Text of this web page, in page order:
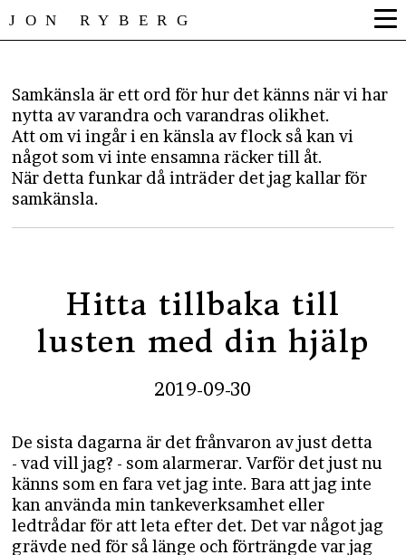
JON RYBERG
Samkänsla är ett ord för hur det känns när vi har
nytta av varandra och varandras olikhet.
Att om vi ingår i en känsla av flock så kan vi
något som vi inte ensamna räcker till åt.
​När detta funkar då inträder det jag kallar för
samkänsla.
Hitta tillbaka till
lusten med din hjälp
2019-09-30
De sista dagarna är det frånvaron av just detta
- vad vill jag? - som alarmerar. Varför det just nu
känns som en fara vet jag inte. Bara att jag inte
kan använda min tankeverksamhet eller
ledtrådar för att leta efter det. Det var något jag
grävde ned för så länge och förträngde var jag